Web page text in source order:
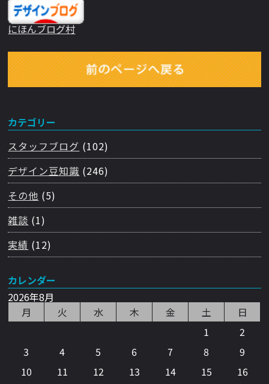
にほんブログ村
カテゴリー
スタッフブログ (102)
デザイン豆知識 (246)
その他 (5)
雑談 (1)
実績 (12)
カレンダー
2026年8月
月
火 水 木 金 土
日
1
2
3
4 5 6 7 8
9
10
11 12 13 14 15 16